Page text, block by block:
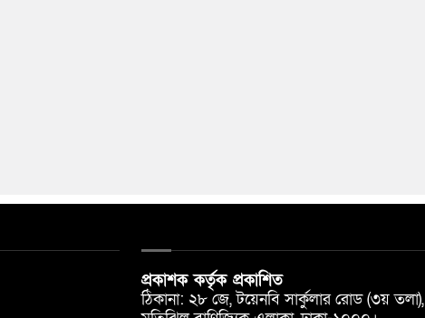
প্রকাশক কর্তৃক প্রকাশিত
ঠিকানা: ২৮ জে, টয়েনবি সার্কুলার রোড (৩য় তলা),